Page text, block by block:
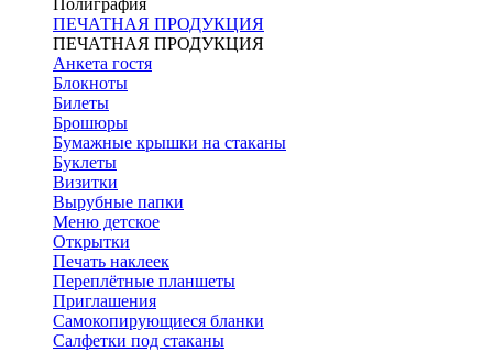
Полиграфия
ПЕЧАТНАЯ ПРОДУКЦИЯ
ПЕЧАТНАЯ ПРОДУКЦИЯ
Анкета гостя
Блокноты
Билеты
Брошюры
Бумажные крышки на стаканы
Буклеты
Визитки
Вырубные папки
Меню детское
Открытки
Печать наклеек
Переплётные планшеты
Приглашения
Самокопирующиеся бланки
Салфетки под стаканы